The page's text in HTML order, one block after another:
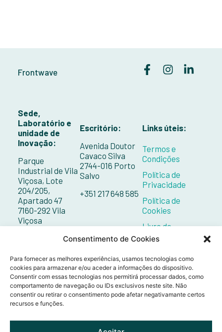
Consentimento de Cookies
Para fornecer as melhores experiências, usamos tecnologias como
cookies para armazenar e/ou aceder a informações do dispositivo.
Consentir com essas tecnologias nos permitirá processar dados, como
comportamento de navegação ou IDs exclusivos neste site. Não
consentir ou retirar o consentimento pode afetar negativamante certos
recursos e funções.
Frontwave
Sede,
Laboratório e
unidade de
Inovação:
Parque
Industrial de Vila
Viçosa, Lote
204/205,
Apartado 47
7160-292 Vila
Viçosa
+351 268 098 132
Escritório:
Avenida Doutor
Cavaco Silva
2744-016 Porto
Salvo
+351 217 648 585
Links úteis:
Termos e
Condições
Política de
Privacidade
Política de
Cookies
Livro de
Reclamações